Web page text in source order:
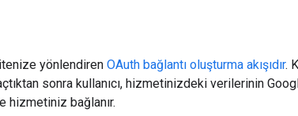
yönlendiren OAuth bağlantı oluşturma akışıdır.
sonra kullanıcı, hizmetinizdeki verilerinin
hizmetiniz bağlanır.